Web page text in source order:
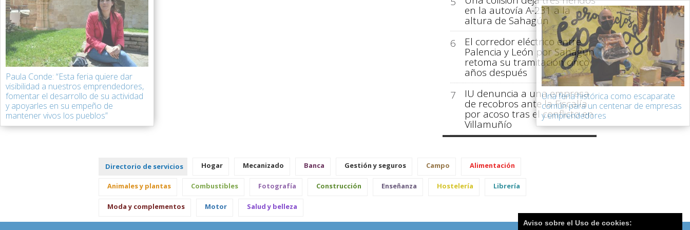
en la autovía A-231 a la
altura de Sahagún
6
El corredor eléctrico entre
Palencia y León por Sahagún
retoma su tramitación cinco
años después
7
IU denuncia a una empresa
de recobros ante la Fiscalía
por acoso tras el conflicto en
Villamuñío
Paula Conde: “Esta feria quiere dar
visibilidad a nuestros emprendedores,
fomentar el desarrollo de su actividad
y apoyarles en su empeño de
mantener vivos los pueblos”
Una feria histórica como escaparate
común para un centenar de empresas
y emprendedores
Directorio de servicios Hogar Mecanizado Banca Gestión y seguros Campo Alimentación
Animales y plantas Combustibles Fotografía Construcción Enseñanza Hostelería Librería
Moda y complementos Motor Salud y belleza
Aviso sobre el Uso de cookies: